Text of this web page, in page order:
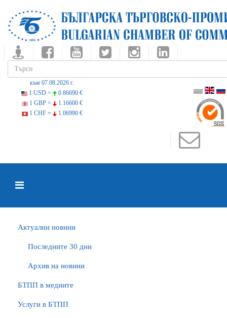
към 07.08.2026 г.
1 USD =
0.86690 €
1 GBP =
1.16600 €
1 CHF =
1.06990 €
Актуални новини
Последните 30 дни
Архив на новини
БTПП в медиите
Услуги в БТПП